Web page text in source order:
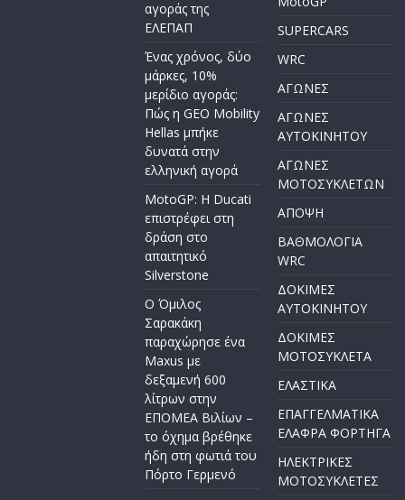
αγοράς της
ΕΛΕΠΑΠ
Ένας χρόνος, δύο
μάρκες, 10%
μερίδιο αγοράς:
Πώς η GEO Mobility
Hellas μπήκε
δυνατά στην
ελληνική αγορά
MotoGP: Η Ducati
επιστρέφει στη
δράση στο
απαιτητικό
Silverstone
Ο Όμιλος
Σαρακάκη
παραχώρησε ένα
Maxus με
δεξαμενή 600
λίτρων στην
ΕΠΟΜΕΑ Βιλίων –
το όχημα βρέθηκε
ήδη στη φωτιά του
Πόρτο Γερμενό
SUPERCARS
WRC
ΑΓΩΝΕΣ
ΑΓΩΝΕΣ
AYTOKINHTOY
ΑΓΩΝΕΣ
ΜΟΤΟΣΥΚΛΕΤΩΝ
ΑΠΟΨΗ
ΒΑΘΜΟΛΟΓΙΑ
WRC
ΔΟΚΙΜΕΣ
ΑΥΤΟΚΙΝΗΤΟΥ
ΔΟΚΙΜΕΣ
ΜΟΤΟΣΥΚΛΕΤΑ
ΕΛΑΣΤΙΚΑ
ΕΠΑΓΓΕΛΜΑΤΙΚΑ
ΕΛΑΦΡΑ ΦΟΡΤΗΓΑ
ΗΛΕΚΤΡΙΚΕΣ
ΜΟΤΟΣΥΚΛΕΤΕΣ